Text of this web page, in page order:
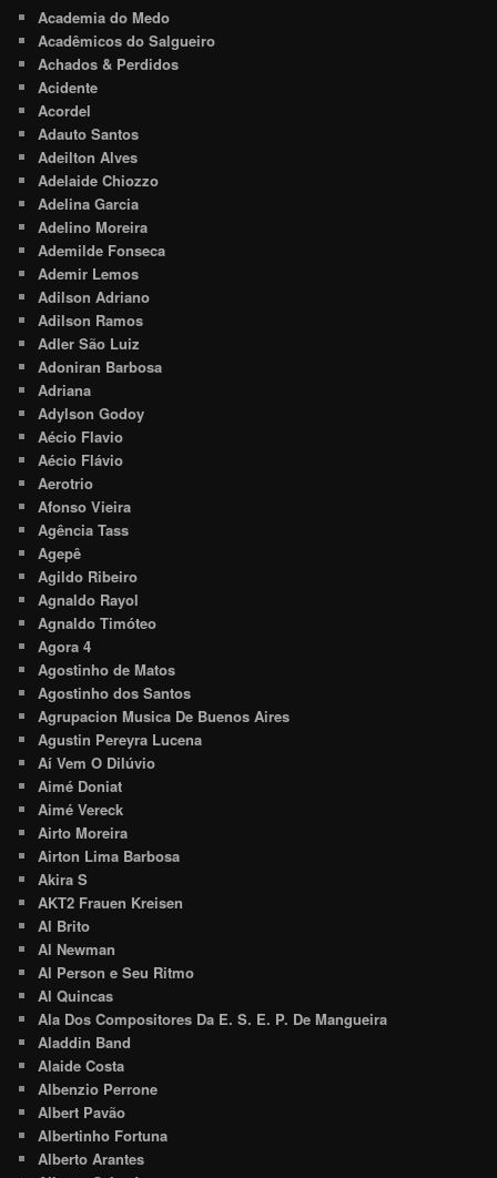
Academia do Medo
Acadêmicos do Salgueiro
Achados & Perdidos
Acidente
Acordel
Adauto Santos
Adeilton Alves
Adelaide Chiozzo
Adelina Garcia
Adelino Moreira
Ademilde Fonseca
Ademir Lemos
Adilson Adriano
Adilson Ramos
Adler São Luiz
Adoniran Barbosa
Adriana
Adylson Godoy
Aécio Flavio
Aécio Flávio
Aerotrio
Afonso Vieira
Agência Tass
Agepê
Agildo Ribeiro
Agnaldo Rayol
Agnaldo Timóteo
Agora 4
Agostinho de Matos
Agostinho dos Santos
Agrupacion Musica De Buenos Aires
Agustin Pereyra Lucena
Aí Vem O Dilúvio
Aimé Doniat
Aimé Vereck
Airto Moreira
Airton Lima Barbosa
Akira S
AKT2 Frauen Kreisen
Al Brito
Al Newman
Al Person e Seu Ritmo
Al Quincas
Ala Dos Compositores Da E. S. E. P. De Mangueira
Aladdin Band
Alaide Costa
Albenzio Perrone
Albert Pavão
Albertinho Fortuna
Alberto Arantes